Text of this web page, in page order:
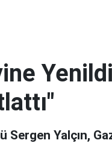
Yalçın,